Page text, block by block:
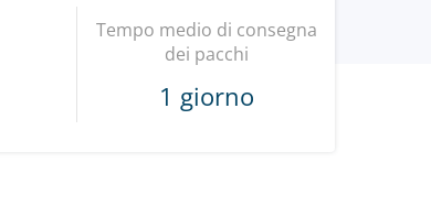
Tempo medio di consegna
dei pacchi
1 giorno